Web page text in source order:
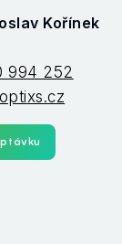
Kořínek
994 252